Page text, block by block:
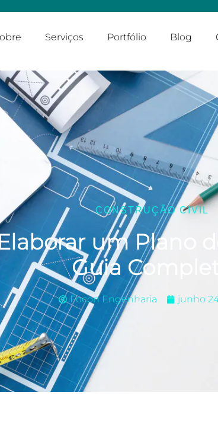
Serviços Portfólio Blog
CONSTRUÇÃO CIVIL
um Plano
Guia
Focon Engenharia junho